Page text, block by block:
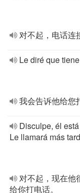
对不起，电话连
Le diré que
我会告诉他给您
Disculpe, él
Le llamará más
对不起，现在他
给你打电话。